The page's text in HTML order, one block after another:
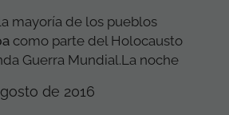
mayoría de los pueblos
como parte del Holocausto
Guerra Mundial.La noche
de 2016